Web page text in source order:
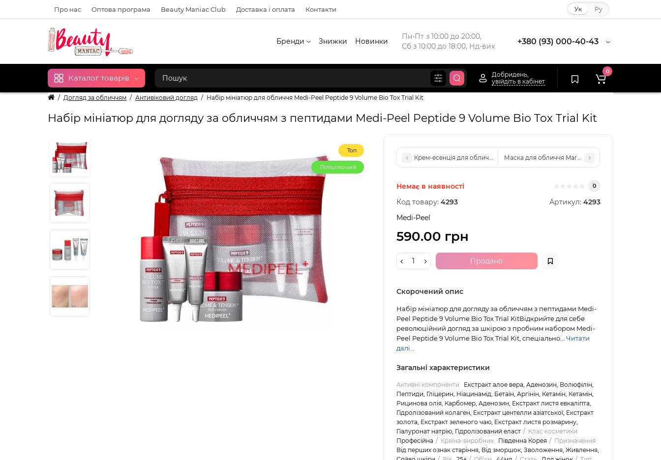
Про нас Оптова програма Beauty Maniac Club Доставка і оплата Контакти Ук Ру
Пн-Пт з 10:00 до 20:00,
Сб з 10:00 до 18:00, Нд-вих
+380 (93) 000-40-43
Бренди Знижки Новинки
Каталог товарів
Добридень,
увійдіть в кабінет
0
Догляд за обличчям Антивіковий догляд Набір мініатюр для обличчя Medi-Peel Peptide 9 Volume Bio Tox Trial Kit
Набір мініатюр для догляду за обличчям з пептидами Medi-Peel Peptide 9 Volume Bio Tox Trial Kit
Топ
Популярний
Крем-есенція для обличчя Mary & May Vegan Blackberry Complex Cream
Маска для обличчя Mary & May Calendula Peptide
Немає в наявності 0
Код товару: 4293 Артикул: 4293
Medi-Peel
590.00 грн
Продано
Скорочений опис
Набір мініатюр для догляду за обличчям з пептидами Medi-
Peel Peptide 9 Volume Bio Tox Trial KitВідкрийте для себе
революційний догляд за шкірою з пробним набором Medi-
Peel Peptide 9 Volume Bio Tox Trial Kit, спеціально... Читати
далі...
Загальні характеристики
Активні компоненти
Екстракт алое вера, Аденозин, Волюфілін,
Пептиди, Гліцерин, Ніацинамід, Бетаїн, Аргінін, Кетамін, Кетамін,
Рицинова олія, Карбомер, Аденозин, Екстракт листя евкаліпта,
Гідролізований колаген, Екстракт центелли азіатської, Екстракт
золота, Екстракт зеленого чаю, Екстракт листя розмарину,
Гіалуронат натрію, Гідролізований еласт
Клас косметики
Професійна
Країна-виробник Південна Корея
Призначення
Від перших ознак старіння, Від зморшок, Зволоження, Живлення,